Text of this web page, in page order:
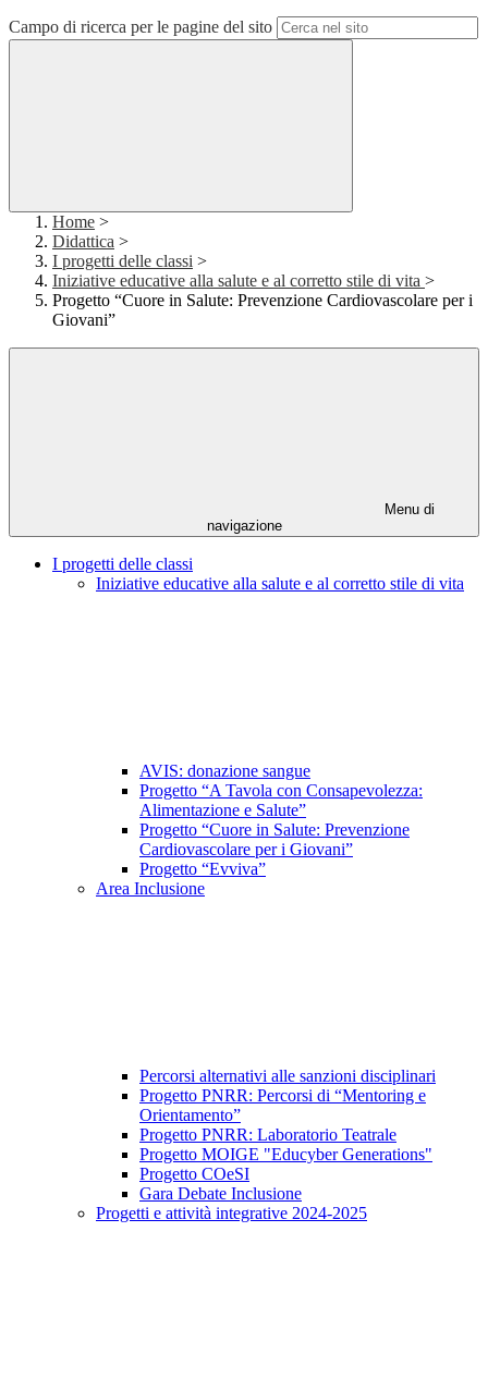
Campo di ricerca per le pagine del sito
Home >
Didattica >
I progetti delle classi >
Iniziative educative alla salute e al corretto stile di vita >
Progetto “Cuore in Salute: Prevenzione Cardiovascolare per i
Giovani”
Menu di
navigazione
I progetti delle classi
Iniziative educative alla salute e al corretto stile di vita
AVIS: donazione sangue
Progetto “A Tavola con Consapevolezza:
Alimentazione e Salute”
Progetto “Cuore in Salute: Prevenzione
Cardiovascolare per i Giovani”
Progetto “Evviva”
Area Inclusione
Percorsi alternativi alle sanzioni disciplinari
Progetto PNRR: Percorsi di “Mentoring e
Orientamento”
Progetto PNRR: Laboratorio Teatrale
Progetto MOIGE "Educyber Generations"
Progetto COeSI
Gara Debate Inclusione
Progetti e attività integrative 2024-2025